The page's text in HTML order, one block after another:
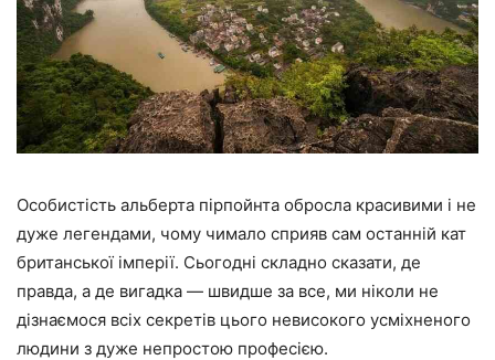
Особистість альберта пірпойнта обросла красивими і не
дуже легендами, чому чимало сприяв сам останній кат
британської імперії. Сьогодні складно сказати, де
правда, а де вигадка — швидше за все, ми ніколи не
дізнаємося всіх секретів цього невисокого усміхненого
людини з дуже непростою професією.